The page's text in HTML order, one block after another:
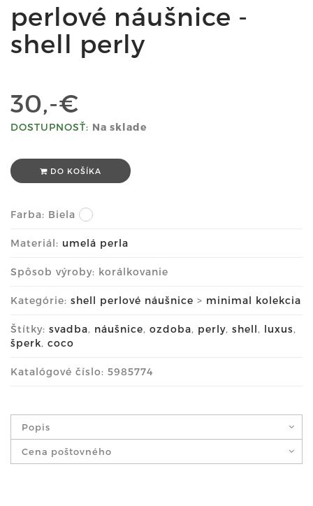
perlové náušnice -
shell perly
30,-€
DOSTUPNOSŤ: Na sklade
DO KOŠÍKA
Farba: Biela
Materiál: umelá perla
Spôsob výroby: korálkovanie
Kategórie: shell perlové náušnice > minimal kolekcia
Štítky: svadba, náušnice, ozdoba, perly, shell, luxus,
šperk, coco
Katalógové číslo: 5985774
Popis
Cena poštovného